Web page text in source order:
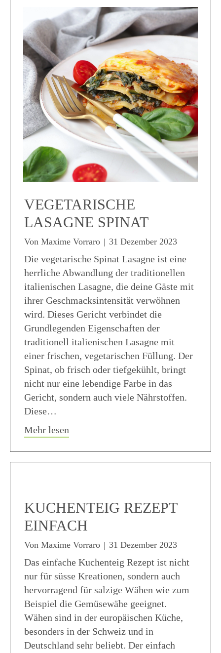
VEGETARISCHE
LASAGNE SPINAT
Von Maxime Vorraro | 31 Dezember 2023
Die vegetarische Spinat Lasagne ist eine
herrliche Abwandlung der traditionellen
italienischen Lasagne, die deine Gäste mit
ihrer Geschmacksintensität verwöhnen
wird. Dieses Gericht verbindet die
Grundlegenden Eigenschaften der
traditionell italienischen Lasagne mit
einer frischen, vegetarischen Füllung. Der
Spinat, ob frisch oder tiefgekühlt, bringt
nicht nur eine lebendige Farbe in das
Gericht, sondern auch viele Nährstoffen.
Diese…
Mehr lesen
KUCHENTEIG REZEPT
EINFACH
Von Maxime Vorraro | 31 Dezember 2023
Das einfache Kuchenteig Rezept ist nicht
nur für süsse Kreationen, sondern auch
hervorragend für salzige Wähen wie zum
Beispiel die Gemüsewähe geeignet.
Wähen sind in der europäischen Küche,
besonders in der Schweiz und in
Deutschland sehr beliebt. Der einfach